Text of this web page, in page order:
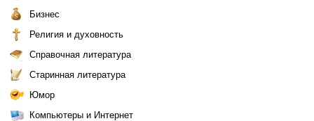
Бизнес
Религия и духовность
Справочная литература
Старинная литература
Юмор
Компьютеры и Интернет